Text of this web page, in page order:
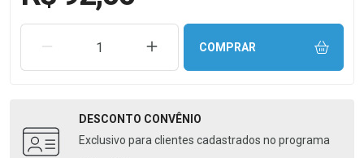
REMOVER UMA UNIDADEAUMENTAR UMA UNIDADE
COMPRAR
DESCONTO CONVÊNIO
Exclusivo para clientes cadastrados no programa